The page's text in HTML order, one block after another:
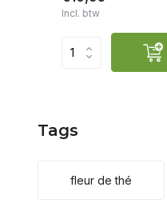
Incl. btw
Tags
fleur de thé